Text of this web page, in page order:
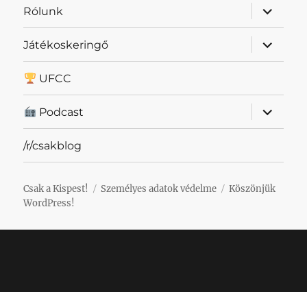
Rólunk
almenü
Játékoskeringő
almenü
UFCC
Podcast
almenü
/r/csakblog
Csak a Kispest! Személyes adatok védelme
Köszönjük
WordPress!